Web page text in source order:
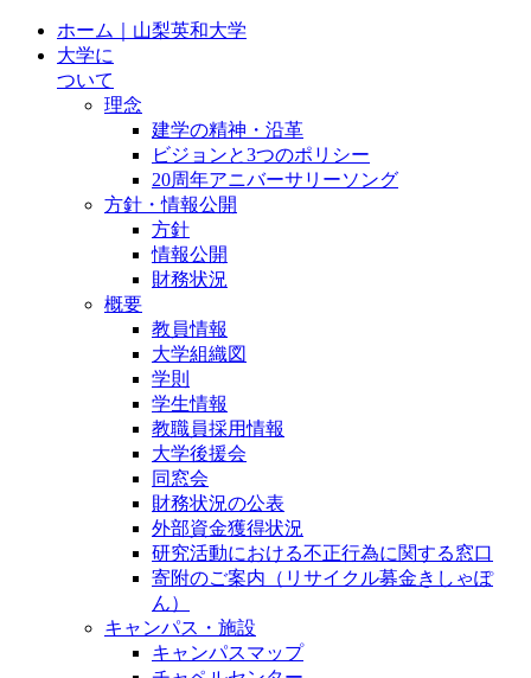
ホーム｜山梨英和大学
大学に
ついて
理念
建学の精神・沿革
ビジョンと3つのポリシー
20周年アニバーサリーソング
方針・情報公開
方針
情報公開
財務状況
概要
教員情報
大学組織図
学則
学生情報
教職員採用情報
大学後援会
同窓会
財務状況の公表
外部資金獲得状況
研究活動における不正行為に関する窓口
寄附のご案内（リサイクル募金きしゃぽ
ん）
キャンパス・施設
キャンパスマップ